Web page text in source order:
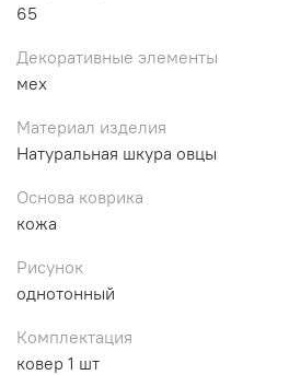
65
Декоративные элементы
мех
Материал изделия
Натуральная шкура овцы
Основа коврика
кожа
Рисунок
однотонный
Комплектация
ковер 1 шт